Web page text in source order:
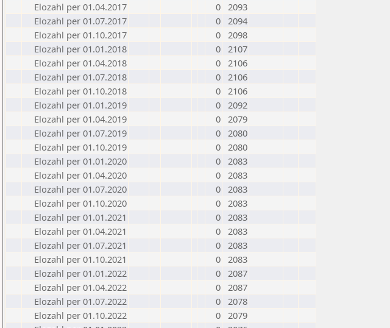
Elozahl per 01.04.2017
0 2093
Elozahl per 01.07.2017
0 2094
Elozahl per 01.10.2017
0 2098
Elozahl per 01.01.2018
0 2107
Elozahl per 01.04.2018
0 2106
Elozahl per 01.07.2018
0 2106
Elozahl per 01.10.2018
0 2106
Elozahl per 01.01.2019
0 2092
Elozahl per 01.04.2019
0 2079
Elozahl per 01.07.2019
0 2080
Elozahl per 01.10.2019
0 2080
Elozahl per 01.01.2020
0 2083
Elozahl per 01.04.2020
0 2083
Elozahl per 01.07.2020
0 2083
Elozahl per 01.10.2020
0 2083
Elozahl per 01.01.2021
0 2083
Elozahl per 01.04.2021
0 2083
Elozahl per 01.07.2021
0 2083
Elozahl per 01.10.2021
0 2083
Elozahl per 01.01.2022
0 2087
Elozahl per 01.04.2022
0 2087
Elozahl per 01.07.2022
0 2078
Elozahl per 01.10.2022
0 2079